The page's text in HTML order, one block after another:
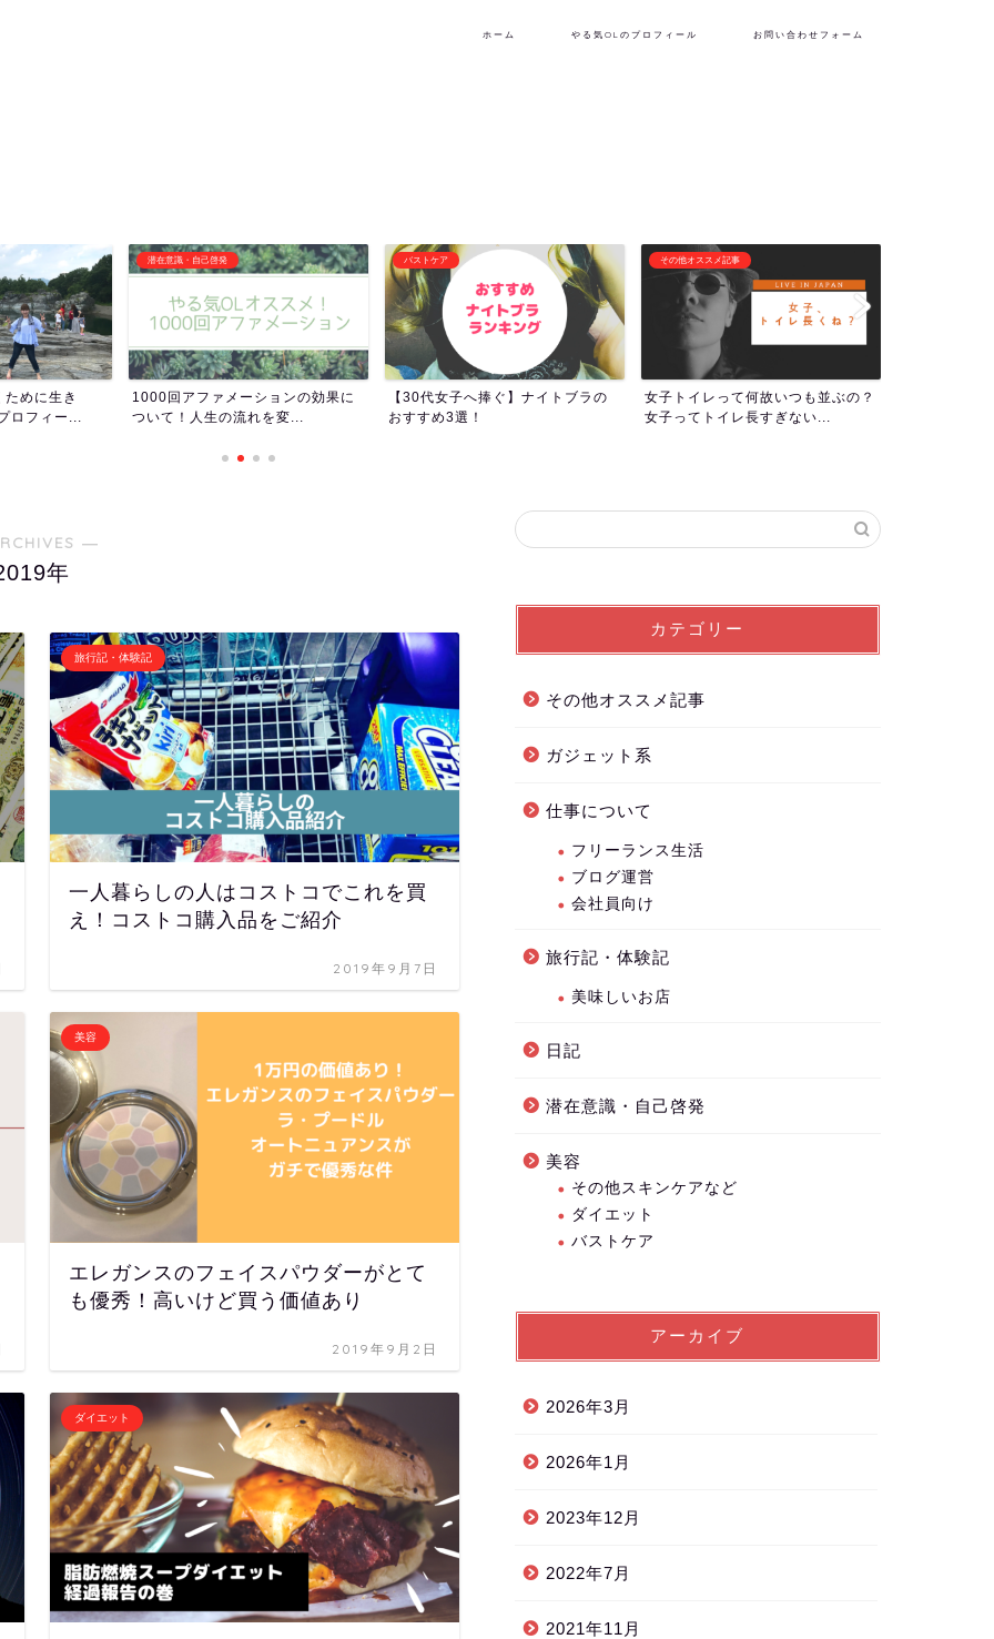
ホーム やる気OLのプロフィール お問い合わせフォーム
ョンの効果に
を変...
バストケア
【30代女子へ捧ぐ】ナイトブラの
おすすめ3選！
その他オススメ記事
女子トイレって何故いつも並ぶの？
女子ってトイレ長すぎない...
フリーランス生活
『理想の自分を貫くために生き
る！』やる気OLのプロフィー...
―
年
旅行記・体験記
一人暮らしの人はコストコでこれを買
え！コストコ購入品をご紹介
2019年9月7日
美容
エレガンスのフェイスパウダーがとて
も優秀！高いけど買う価値あり
2019年9月2日
ダイエット
カテゴリー
その他オススメ記事
ガジェット系
仕事について
フリーランス生活
ブログ運営
会社員向け
旅行記・体験記
美味しいお店
日記
潜在意識・自己啓発
美容
その他スキンケアなど
ダイエット
バストケア
アーカイブ
2026年3月
2026年1月
2023年12月
2022年7月
2021年11月